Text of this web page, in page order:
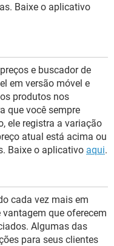
Baixe o aplicativo
e buscador de
em versão móvel e
produtos nos
que você sempre
ele registra a variação
atual está acima ou
Baixe o aplicativo aqui.
cada vez mais em
que oferecem
Algumas das
para seus clientes